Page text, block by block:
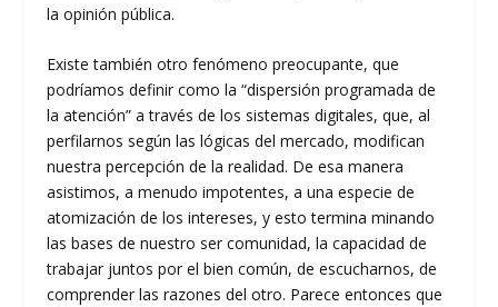
la opinión pública.
Existe también otro fenómeno preocupante, que
podríamos definir como la “dispersión programada de
la atención” a través de los sistemas digitales, que, al
perfilarnos según las lógicas del mercado, modifican
nuestra percepción de la realidad. De esa manera
asistimos, a menudo impotentes, a una especie de
atomización de los intereses, y esto termina minando
las bases de nuestro ser comunidad, la capacidad de
trabajar juntos por el bien común, de escucharnos, de
comprender las razones del otro. Parece entonces que